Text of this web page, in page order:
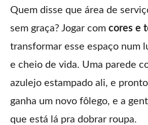
Quem disse que área de
sem graça? Jogar com cores e
transformar esse espaço num
e cheio de vida. Uma parede
azulejo estampado ali, e
ganha um novo fôlego, e a
que está lá pra dobrar roupa.